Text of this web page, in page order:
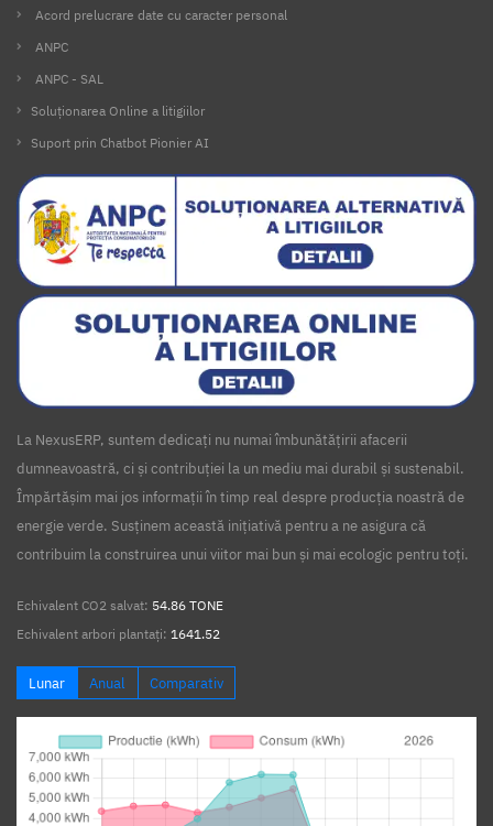
Acord prelucrare date cu caracter personal
ANPC
ANPC - SAL
Soluționarea Online a litigiilor
Suport prin Chatbot Pionier AI
La NexusERP, suntem dedicați nu numai îmbunătățirii afacerii
dumneavoastră, ci și contribuției la un mediu mai durabil și sustenabil.
Împărtășim mai jos informații în timp real despre producția noastră de
energie verde. Susținem această inițiativă pentru a ne asigura că
contribuim la construirea unui viitor mai bun și mai ecologic pentru toți.
Echivalent CO2 salvat: 54.86 TONE
Echivalent arbori plantați: 1641.52
Lunar Anual Comparativ